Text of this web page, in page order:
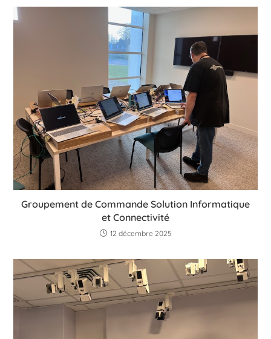
Groupement de Commande Solution Informatique
et Connectivité
12 décembre 2025